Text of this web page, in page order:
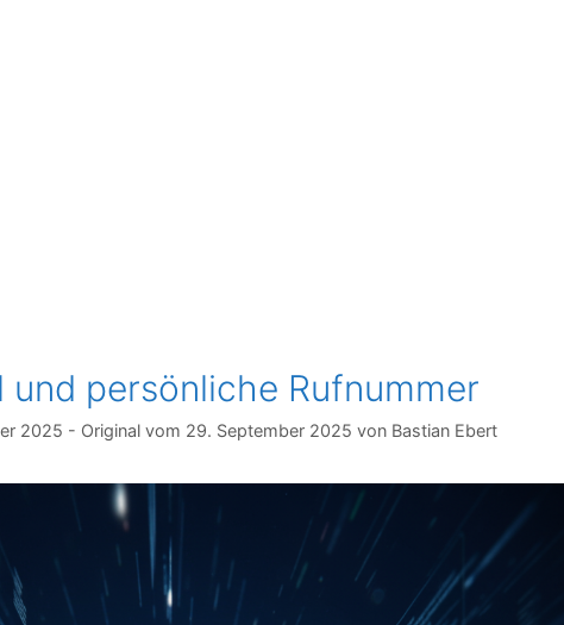
und persönliche Rufnummer
2025 29. September 2025 von Bastian Ebert